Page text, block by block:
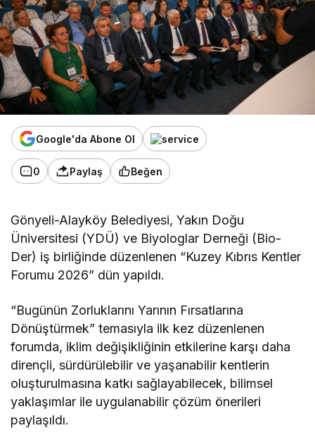
Google'da Abone Ol
0 Paylaş Beğen
Gönyeli-Alayköy Belediyesi, Yakın Doğu
Üniversitesi (YDÜ) ve Biyologlar Derneği (Bio-
Der) iş birliğinde düzenlenen “Kuzey Kıbrıs Kentler
Forumu 2026” dün yapıldı.
“Bugünün Zorluklarını Yarının Fırsatlarına
Dönüştürmek” temasıyla ilk kez düzenlenen
forumda, iklim değişikliğinin etkilerine karşı daha
dirençli, sürdürülebilir ve yaşanabilir kentlerin
oluşturulmasına katkı sağlayabilecek, bilimsel
yaklaşımlar ile uygulanabilir çözüm önerileri
paylaşıldı.